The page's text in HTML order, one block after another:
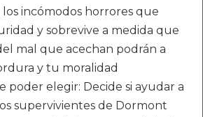
incómodos horrores que
y sobrevive a medida que
mal que acechan podrán a
y tu moralidad
poder elegir: Decide si ayudar a
supervivientes de Dormont